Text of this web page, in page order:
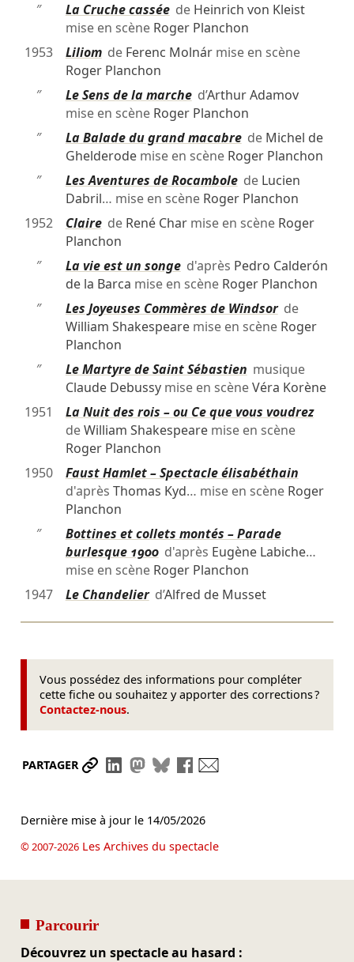
″
La Cruche casséede Heinrich von Kleist
mise en scène Roger Planchon
1953
Liliomde Ferenc Molnármise en scène
Roger Planchon
″
Le Sens de la marched’Arthur Adamov
mise en scène Roger Planchon
″
La Balade du grand macabrede Michel de
Ghelderodemise en scène Roger Planchon
″
Les Aventures de Rocambolede Lucien
Dabril… mise en scène Roger Planchon
1952
Clairede René Charmise en scène Roger
Planchon
″
La vie est un songed'après Pedro Calderón
de la Barca mise en scène Roger Planchon
″
Les Joyeuses Commères de Windsorde
William Shakespearemise en scène Roger
Planchon
″
Le Martyre de Saint Sébastien musique
Claude Debussymise en scèneVéra Korène
1951
La Nuit des rois – ou Ce que vous voudrez
deWilliam Shakespearemise en scène
Roger Planchon
1950
Faust Hamlet – Spectacle élisabéthain
d'après Thomas Kyd… mise en scène Roger
Planchon
″
Bottines et collets montés – Parade
burlesque 1900d'après Eugène Labiche…
mise en scène Roger Planchon
1947
Le Chandelierd’Alfred de Musset
Vous possédez des informations pour compléter
cette fiche ou souhaitez y apporter des corrections ?
Contactez-nous.
PARTAGER Partager le lien
Partager sur LinkedIn
Partager sur Mastodon
Partager sur Bluesky
Partager sur Facebook
Dernière mise à jour le 14/05/2026
© 2007-2026Les Archives du spectacle
Parcourir
Découvrez un spectacle au hasard :